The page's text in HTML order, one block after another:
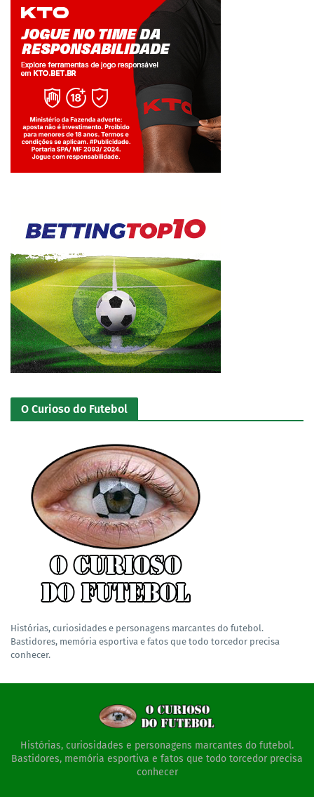
Jogue com responsabilidade. 18+
O Curioso do Futebol
Histórias, curiosidades e personagens marcantes do futebol.
Bastidores, memória esportiva e fatos que todo torcedor precisa
conhecer.
Histórias, curiosidades e personagens marcantes do futebol.
Bastidores, memória esportiva e fatos que todo torcedor precisa
conhecer